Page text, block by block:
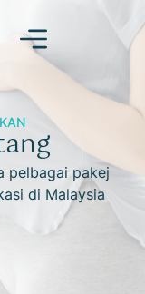
pelbagai pakej
di Malaysia